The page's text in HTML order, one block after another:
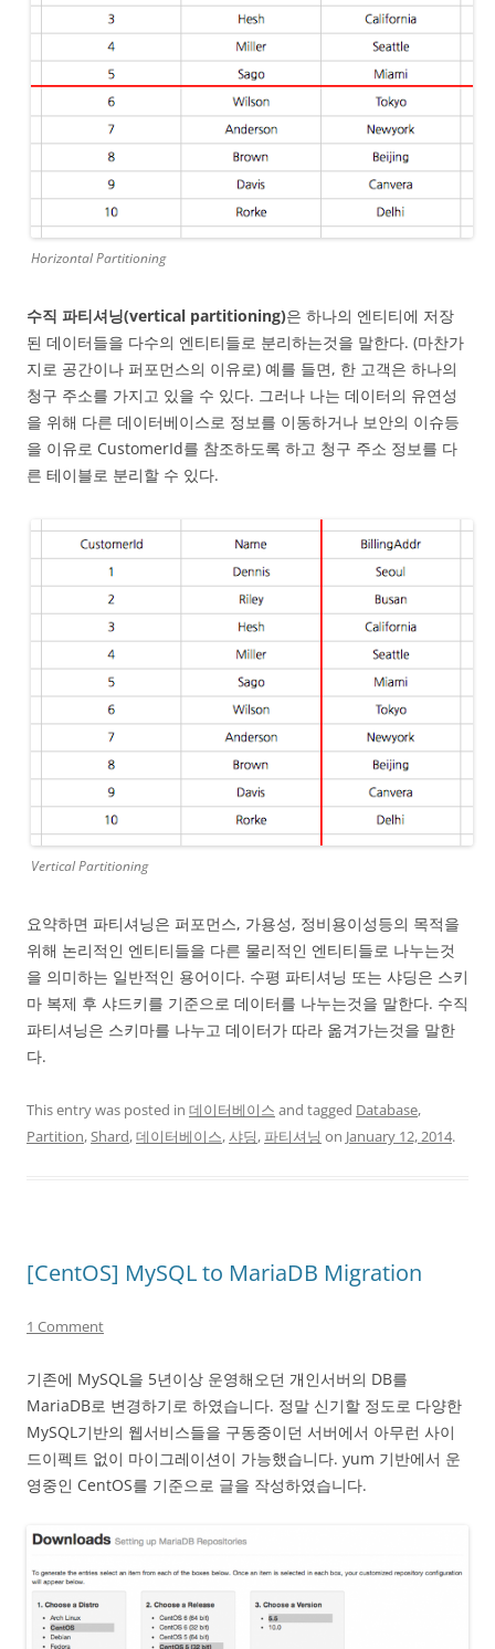
Horizontal Partitioning
수직 파티셔닝(vertical partitioning)은 하나의 엔티티에 저장
된 데이터들을 다수의 엔티티들로 분리하는것을 말한다. (마찬가
지로 공간이나 퍼포먼스의 이유로) 예를 들면, 한 고객은 하나의
청구 주소를 가지고 있을 수 있다. 그러나 나는 데이터의 유연성
을 위해 다른 데이터베이스로 정보를 이동하거나 보안의 이슈등
을 이유로 CustomerId를 참조하도록 하고 청구 주소 정보를 다
른 테이블로 분리할 수 있다.
Vertical Partitioning
요약하면 파티셔닝은 퍼포먼스, 가용성, 정비용이성등의 목적을
위해 논리적인 엔티티들을 다른 물리적인 엔티티들로 나누는것
을 의미하는 일반적인 용어이다. 수평 파티셔닝 또는 샤딩은 스키
마 복제 후 샤드키를 기준으로 데이터를 나누는것을 말한다. 수직
파티셔닝은 스키마를 나누고 데이터가 따라 옮겨가는것을 말한
다.
This entry was posted in 데이터베이스 and tagged Database,
Partition,Shard,데이터베이스,샤딩, 파티셔닝 on January 12, 2014.
[CentOS] MySQL to MariaDB Migration
1 Comment
기존에 MySQL을 5년이상 운영해오던 개인서버의 DB를
MariaDB로 변경하기로 하였습니다. 정말 신기할 정도로 다양한
MySQL기반의 웹서비스들을 구동중이던 서버에서 아무런 사이
드이펙트 없이 마이그레이션이 가능했습니다. yum 기반에서 운
영중인 CentOS를 기준으로 글을 작성하였습니다.